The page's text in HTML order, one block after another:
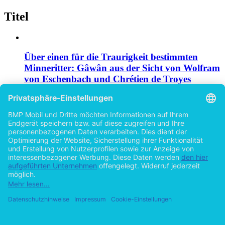
Titel
Über einen für die Traurigkeit bestimmten
Minneritter: Gâwân aus der Sicht von Wolfram
von Eschenbach und Chrétien de Troyes
vonTatjana Georgievska (Autor:in)
Auf Achilles' Spuren: Der homerische Achilles
und Alexander der Große
vonTatjana Georgievska (Autor:in) 2015
©2014
Impressum